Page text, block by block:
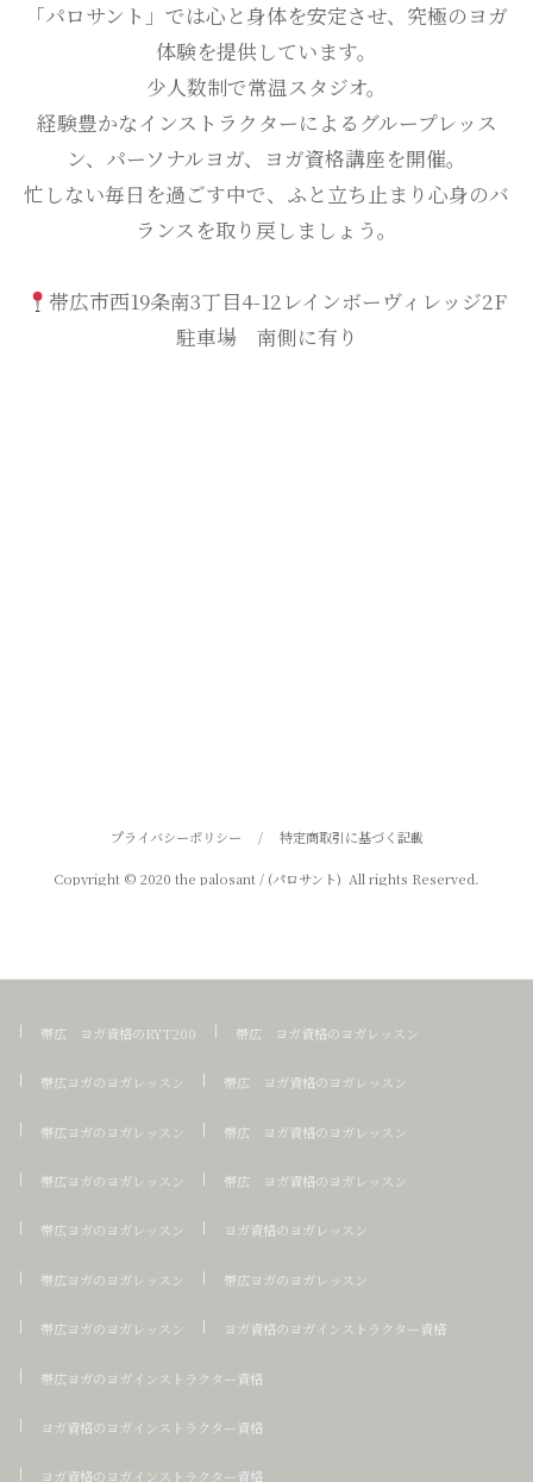
「パロサント」では心と身体を安定させ、究極のヨガ
体験を提供しています。
少人数制で常温スタジオ。
経験豊かなインストラクターによるグループレッス
ン、パーソナルヨガ、ヨガ資格講座を開催。
忙しない毎日を過ごす中で、ふと立ち止まり心身のバ
ランスを取り戻しましょう。
帯広市西19条南3丁目4-12レインボーヴィレッジ2F
駐車場 南側に有り
プライバシーポリシー / 特定商取引に基づく記載
Copyright © 2020 the palosant / (パロサント) All rights Reserved.
帯広 ヨガ資格のRYT200 帯広 ヨガ資格のヨガレッスン
帯広ヨガのヨガレッスン 帯広 ヨガ資格のヨガレッスン
帯広ヨガのヨガレッスン 帯広 ヨガ資格のヨガレッスン
帯広ヨガのヨガレッスン 帯広 ヨガ資格のヨガレッスン
帯広ヨガのヨガレッスン ヨガ資格のヨガレッスン
帯広ヨガのヨガレッスン 帯広ヨガのヨガレッスン
帯広ヨガのヨガレッスン ヨガ資格のヨガインストラクター資格
帯広ヨガのヨガインストラクター資格
ヨガ資格のヨガインストラクター資格
ヨガ資格のヨガインストラクター資格